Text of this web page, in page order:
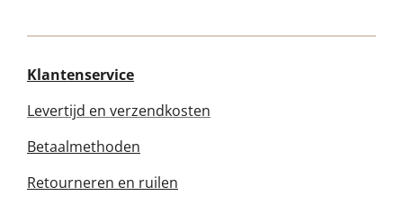
Klantenservice
Levertijd en verzendkosten
Betaalmethoden
Retourneren en ruilen